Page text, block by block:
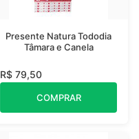
Presente Natura Tododia
Tâmara e Canela
R$ 79,50
COMPRAR